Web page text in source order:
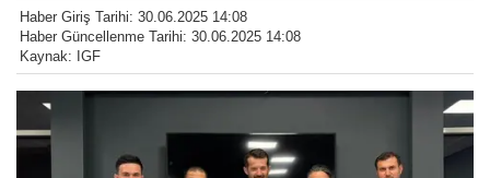
Haber Giriş Tarihi: 30.06.2025 14:08
Haber Güncellenme Tarihi: 30.06.2025 14:08
Kaynak: IGF